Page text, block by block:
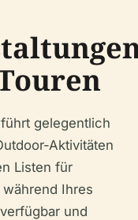
gelegentlich
Aktivitäten
Listen für
Ihres
und